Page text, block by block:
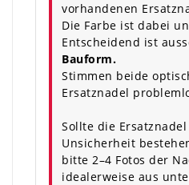
vorhandenen
Die Farbe ist dabei
Entscheidend ist
Bauform.
Stimmen beide
Ersatznadel
Sollte die
Unsicherheit
bitte 2–4 Fotos der
idealerweise aus